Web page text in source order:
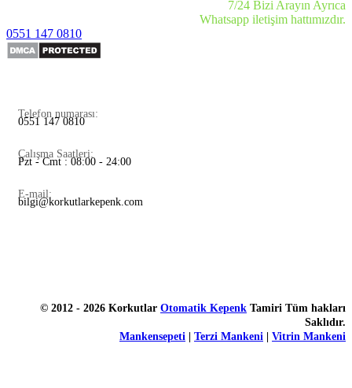
7/24 Bizi Arayın Ayrıca
Whatsapp iletişim hattımızdır.
0551 147 0810
Telefon numarası:
0551 147 0810
Çalışma Saatleri:
Pzt - Cmt : 08:00 - 24:00
E-mail:
bilgi@korkutlarkepenk.com
© 2012 - 2026 Korkutlar Otomatik Kepenk Tamiri Tüm hakları
Saklıdır.
Mankensepeti
Terzi Mankeni Vitrin Mankeni